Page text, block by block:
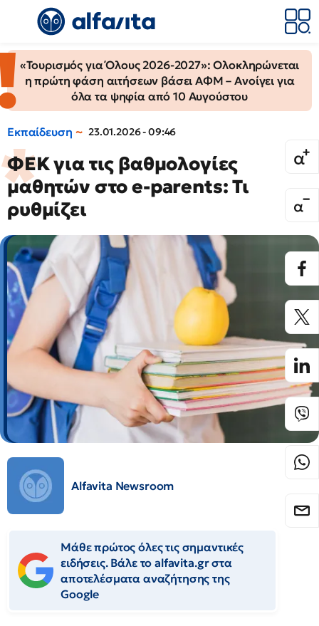
«Τουρισμός για Όλους 2026-2027»: Ολοκληρώνεται
η πρώτη φάση αιτήσεων βάσει ΑΦΜ – Ανοίγει για
όλα τα ψηφία από 10 Αυγούστου
Εκπαίδευση 23.01.2026 - 09:46
ΦΕΚ για τις βαθμολογίες
μαθητών στο e-parents: Τι
ρυθμίζει
Alfavita Newsroom
Μάθε πρώτος όλες τις σημαντικές
ειδήσεις. Βάλε το alfavita.gr στα
αποτελέσματα αναζήτησης της
Google